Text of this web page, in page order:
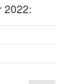
2022: